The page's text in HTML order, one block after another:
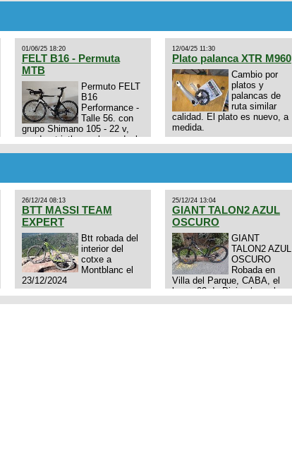
01/06/25 18:20
FELT B16 - Permuta
MTB
Permuto FELT
B16
Performance -
Talle 56. con
grupo Shimano 105 - 22 v,
cuadro: triatlon carbono dual
12/04/25 11:30
Plato palanca XTR M960
Cambio por
platos y
palancas de
ruta similar
calidad. El plato es nuevo, a
medida.
26/12/24 08:13
BTT MASSI TEAM
EXPERT
Btt robada del
interior del
cotxe a
Montblanc el
23/12/2024
25/12/24 13:04
GIANT TALON2 AZUL
OSCURO
GIANT
TALON2 AZUL
OSCURO
Robada en
Villa del Parque, CABA, el
lunes 23 de Diciembre a las
11:38 am, hay video del